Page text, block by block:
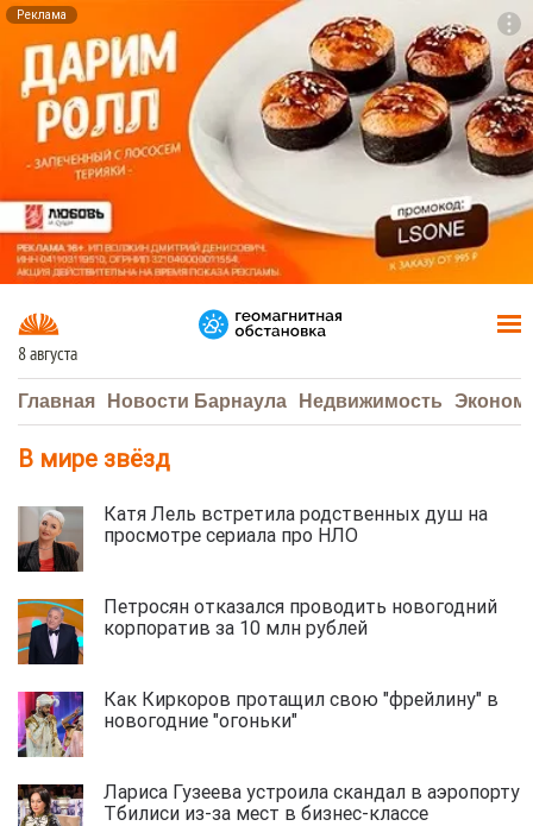
Реклама
8 августа
Главная Новости Барнаула Недвижимость
В мире звёзд
Катя Лель встретила родственных душ на
просмотре сериала про НЛО
Петросян отказался проводить новогодний
корпоратив за 10 млн рублей
Как Киркоров протащил свою "фрейлину" в
новогодние "огоньки"
Лариса Гузеева устроила скандал в аэропорту
Тбилиси из-за мест в бизнес-классе